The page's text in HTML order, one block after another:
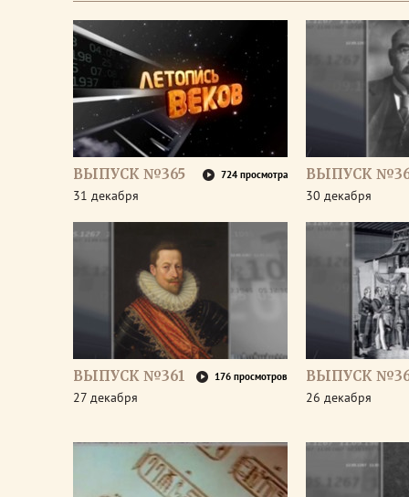
ВЫПУСК №365 724 просмотра
31 декабря
ВЫПУСК
30 декабря
ВЫПУСК №361 176 просмотров
27 декабря
ВЫПУСК
26 декабря